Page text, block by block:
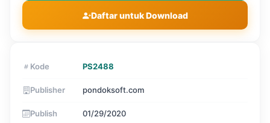
Daftar untuk Download
Kode PS2488
Publisher pondoksoft.com
Publish 01/29/2020